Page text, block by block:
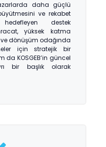
daha güçlü
ve rekabet
destek
yüksek katma
dönüşüm odağında
için stratejik bir
da KOSGEB’in güncel
bir başlık olarak